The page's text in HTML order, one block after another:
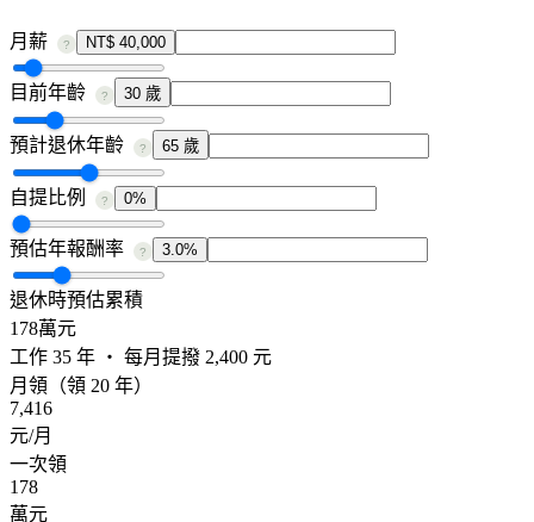
月薪 ? NT$ 40,000
目前年齡 ? 30 歲
預計退休年齡 ? 65 歲
自提比例 ? 0%
預估年報酬率 ? 3.0%
退休時預估累積
178萬元
工作 35 年 ・ 每月提撥 2,400 元
月領（領 20 年）
7,416
元/月
一次領
178
萬元